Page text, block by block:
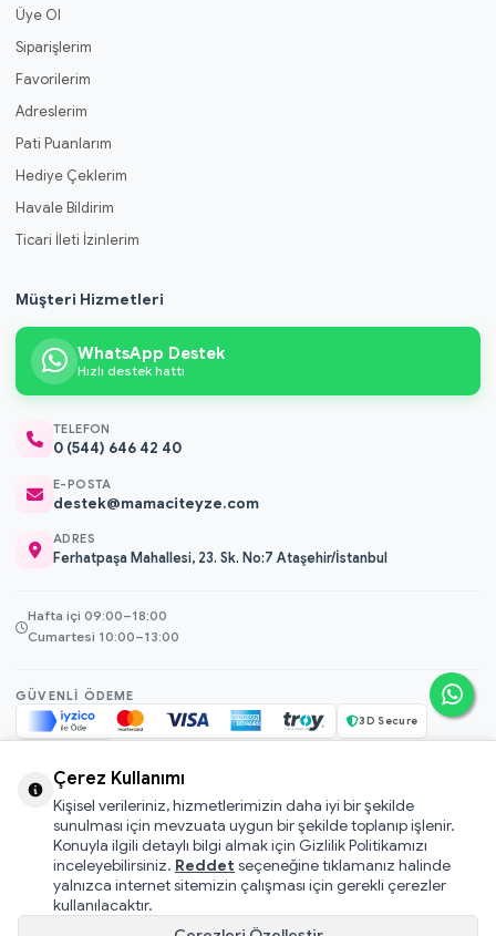
Üye Ol
Siparişlerim
Favorilerim
Adreslerim
Pati Puanlarım
Hediye Çeklerim
Havale Bildirim
Ticari İleti İzinlerim
Müşteri Hizmetleri
WhatsApp Destek
Hızlı destek hattı
TELEFON
0 (544) 646 42 40
E-POSTA
destek@mamaciteyze.com
ADRES
Ferhatpaşa Mahallesi, 23. Sk. No:7 Ataşehir/İstanbul
Hafta içi 09:00–18:00
Cumartesi 10:00–13:00
GÜVENLI ÖDEME
3D Secure
© 2026 Mamacı Teyze · Nurşen ve ekibi ile birlikte ile hazırlandı.
Mesafeli Satış Sözleşmesi
Pati Puan Kazanma Koşulları
Gizlilik ve Çerez Politikası
KVKK Aydınlatma Metni
Çerez Kullanımı
Kişisel verileriniz, hizmetlerimizin daha iyi bir şekilde
sunulması için mevzuata uygun bir şekilde toplanıp işlenir.
Konuyla ilgili detaylı bilgi almak için Gizlilik Politikamızı
inceleyebilirsiniz. Reddet seçeneğine tıklamanız halinde
yalnızca internet sitemizin çalışması için gerekli çerezler
kullanılacaktır.